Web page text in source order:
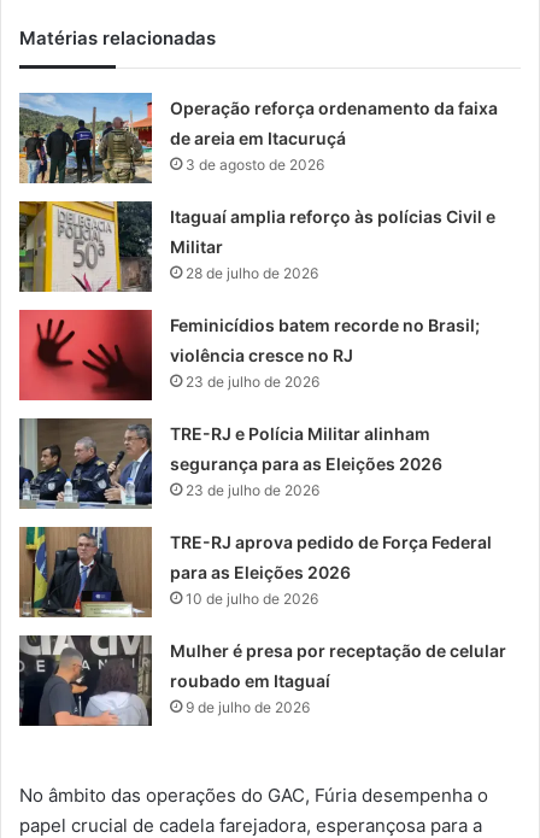
Matérias relacionadas
Operação reforça ordenamento da faixa
de areia em Itacuruçá
3 de agosto de 2026
Itaguaí amplia reforço às polícias Civil e
Militar
28 de julho de 2026
Feminicídios batem recorde no Brasil;
violência cresce no RJ
23 de julho de 2026
TRE-RJ e Polícia Militar alinham
segurança para as Eleições 2026
23 de julho de 2026
TRE-RJ aprova pedido de Força Federal
para as Eleições 2026
10 de julho de 2026
Mulher é presa por receptação de celular
roubado em Itaguaí
9 de julho de 2026
No âmbito das operações do GAC, Fúria desempenha o
papel crucial de cadela farejadora, esperançosa para a